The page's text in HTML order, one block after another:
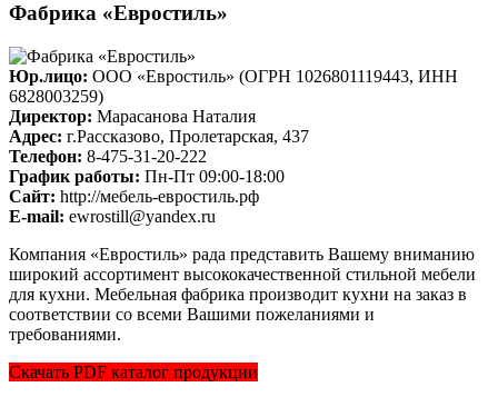
Фабрика «Евростиль»
Юр.лицо: ООО «Евростиль» (ОГРН 1026801119443, ИНН
6828003259)
Директор: Марасанова Наталия
Адрес: г.Рассказово, Пролетарская, 437
Телефон: 8-475-31-20-222
График работы: Пн-Пт 09:00-18:00
Cайт: http://мебель-евростиль.рф
E-mail: ewrostill@yandex.ru
Компания «Евростиль» рада представить Вашему вниманию
широкий ассортимент высококачественной стильной мебели
для кухни. Мебельная фабрика производит кухни на заказ в
соответствии со всеми Вашими пожеланиями и
требованиями.
Скачать PDF каталог продукции